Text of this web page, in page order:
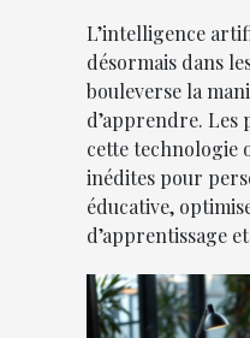
L’intelligence
désormais dans
bouleverse la
d’apprendre.
cette technologie
inédites pour
éducative,
d’apprentissage